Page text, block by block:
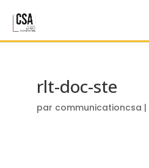
rlt-doc-ste
par communicationcsa |